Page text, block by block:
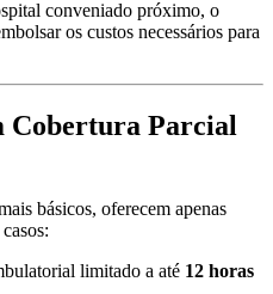
conveniado próximo, o
os custos necessários para
Cobertura Parcial
básicos, oferecem apenas
limitado a até 12 horas